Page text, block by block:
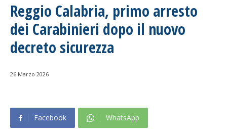
Reggio Calabria, primo arresto
dei Carabinieri dopo il nuovo
decreto sicurezza
26 Marzo 2026
Facebook WhatsApp